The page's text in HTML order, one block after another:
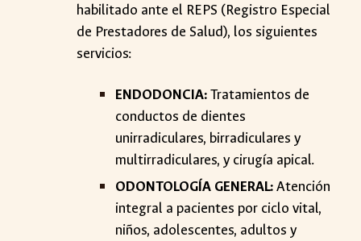
habilitado ante el REPS (Registro Especial
de Prestadores de Salud), los siguientes
servicios:
ENDODONCIA:Tratamientos de
conductos de dientes
unirradiculares, birradiculares y
multirradiculares, y cirugía apical.
ODONTOLOGÍA GENERAL:Atención
integral a pacientes por ciclo vital,
niños, adolescentes, adultos y